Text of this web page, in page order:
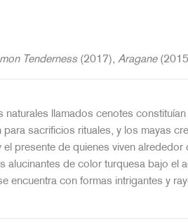
Tenderness(2017), Aragane
llamados cenotes
sacrificios rituales, y los mayas
presente de quienes viven
alucinantes de color turquesa bajo el
encuentra con formas intrigantes y